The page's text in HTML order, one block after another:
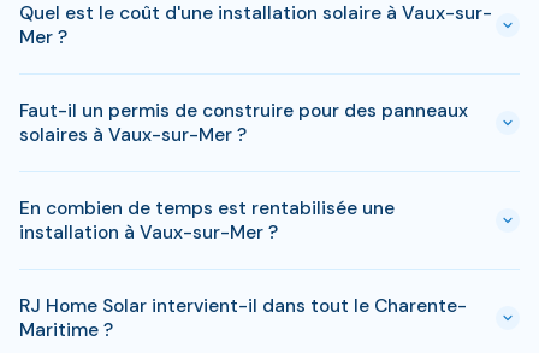
Quel est le coût d'une installation solaire à Vaux-sur-
Mer ?
à 9 kWc). Après les aides disponibles en Charente-Maritime
(MaPrimeRénov', prime autoconsommation, TVA réduite), le
reste à charge peut descendre sous 4 000 € pour une
installation standard de 3 kWc.
Faut-il un permis de construire pour des panneaux
solaires à Vaux-sur-Mer ?
à Vaux-sur-Mer. Si votre bien est classé ou en zone protégée
en Charente-Maritime, des règles spécifiques peuvent
s'appliquer. RJ Home Solar gère toutes ces démarches sans
surcoût.
En combien de temps est rentabilisée une
installation à Vaux-sur-Mer ?
entre 8-10 ans selon votre consommation. Les aides
disponibles en Charente-Maritime permettent de reduire
RJ Home Solar intervient-il dans tout le Charente-
Maritime ?